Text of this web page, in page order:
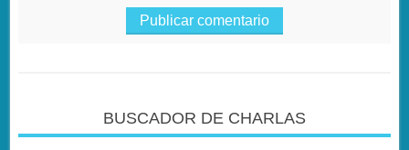
BUSCADOR DE CHARLAS